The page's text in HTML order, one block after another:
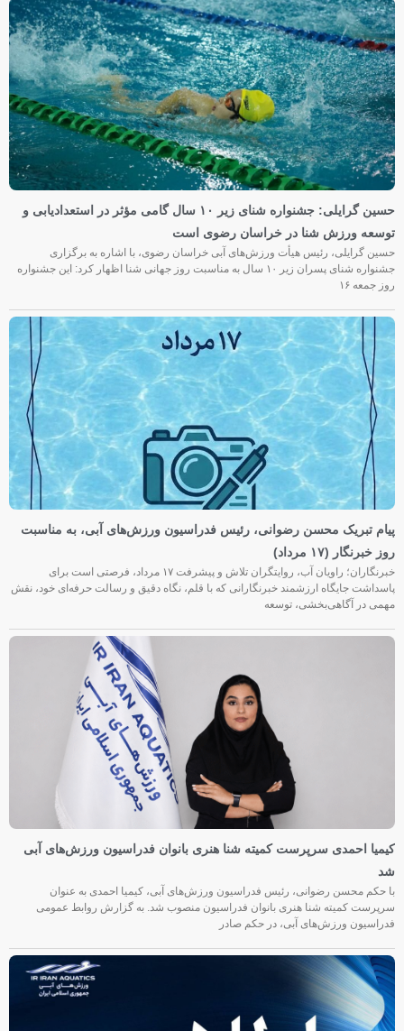
حسین گرایلی: جشنواره شنای زیر ۱۰ سال گامی مؤثر در استعدادیابی و
توسعه ورزش شنا در خراسان رضوی است
حسین گرایلی، رئیس هیأت ورزش‌های آبی خراسان رضوی، با اشاره به برگزاری
جشنواره شنای پسران زیر ۱۰ سال به مناسبت روز جهانی شنا اظهار کرد: این جشنواره
روز جمعه‌ ۱۶
پیام تبریک محسن رضوانی، رئیس فدراسیون ورزش‌های آبی، به مناسبت
روز خبرنگار (۱۷ مرداد)
خبرنگاران؛ راویان آب، روایتگران تلاش و پیشرفت ۱۷ مرداد، فرصتی است برای
پاسداشت جایگاه ارزشمند خبرنگارانی که با قلم، نگاه دقیق و رسالت حرفه‌ای خود، نقش
مهمی در آگاهی‌بخشی، توسعه
کیمیا احمدی سرپرست کمیته شنا هنری بانوان فدراسیون ورزش‌های آبی
شد
با حکم محسن رضوانی، رئیس فدراسیون ورزش‌های آبی، کیمیا احمدی به عنوان
سرپرست کمیته شنا هنری بانوان فدراسیون منصوب شد. به گزارش روابط عمومی
فدراسیون ورزش‌های آبی، در حکم صادر